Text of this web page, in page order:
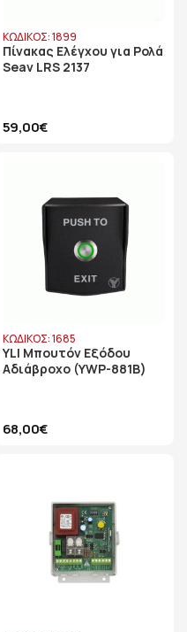
ΚΩΔΙΚΟΣ: 1899
Πίνακας Ελέγχου για Ρολά
Seav LRS 2137
59,00€
ΚΩΔΙΚΟΣ: 1685
YLI Μπουτόν Εξόδου
Αδιάβροχο (YWP-881B)
68,00€